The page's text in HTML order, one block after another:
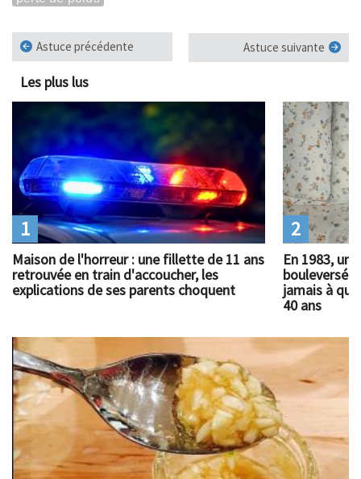
Astuce précédente Astuce suivante
Les plus lus
Maison de l'horreur : une fillette de 11 ans
retrouvée en train d'accoucher, les
explications de ses parents choquent
1
En 1983, un
bouleversé
jamais à
40 ans
2